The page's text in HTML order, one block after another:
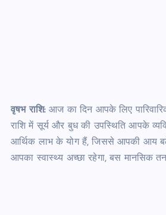
वृषभ राशि: आज का दिन आपके लिए
राशि में सूर्य और बुध की उपस्थिति आपके
आर्थिक लाभ के योग हैं, जिससे आपकी आय
आपका स्वास्थ्य अच्छा रहेगा, बस मानसिक